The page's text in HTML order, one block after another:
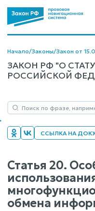
Начало/Законы/Закон от
ЗАКОН РФ "О
РОССИЙСКОЙ
ССЫЛКА НА
Статья 20.
обмена